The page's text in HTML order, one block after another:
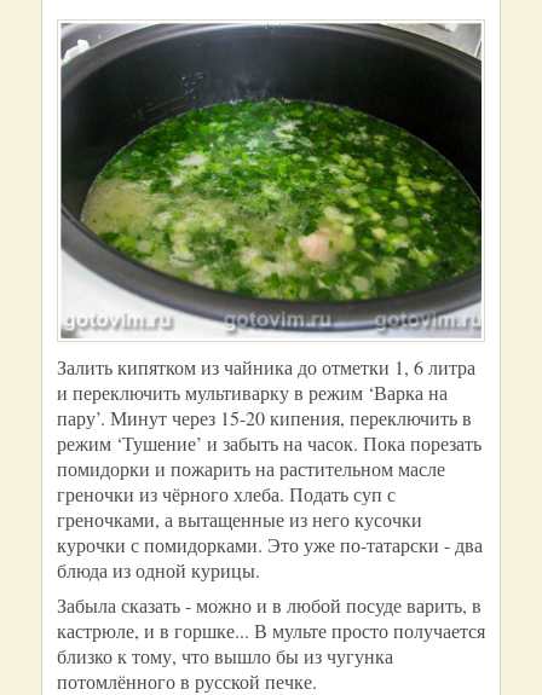
Залить кипятком из чайника до отметки 1, 6 литра
и переключить мультиварку в режим ‘Варка на
пару’. Минут через 15-20 кипения, переключить в
режим ‘Тушение’ и забыть на часок. Пока порезать
помидорки и пожарить на растительном масле
греночки из чёрного хлеба. Подать суп с
греночками, а вытащенные из него кусочки
курочки с помидорками. Это уже по-татарски - два
блюда из одной курицы.
Забыла сказать - можно и в любой посуде варить, в
кастрюле, и в горшке... В мульте просто получается
близко к тому, что вышло бы из чугунка
потомлённого в русской печке.